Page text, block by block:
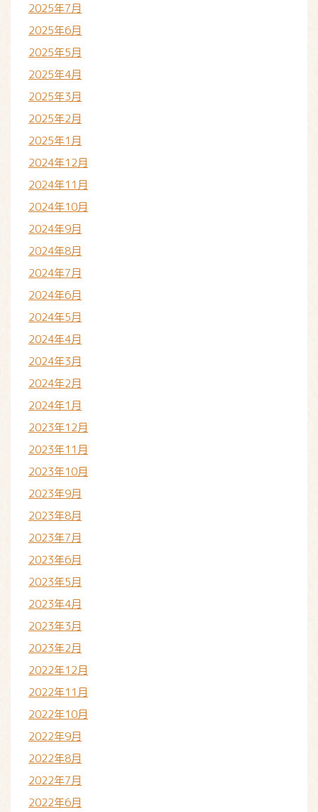
2025年7月
2025年6月
2025年5月
2025年4月
2025年3月
2025年2月
2025年1月
2024年12月
2024年11月
2024年10月
2024年9月
2024年8月
2024年7月
2024年6月
2024年5月
2024年4月
2024年3月
2024年2月
2024年1月
2023年12月
2023年11月
2023年10月
2023年9月
2023年8月
2023年7月
2023年6月
2023年5月
2023年4月
2023年3月
2023年2月
2022年12月
2022年11月
2022年10月
2022年9月
2022年8月
2022年7月
2022年6月